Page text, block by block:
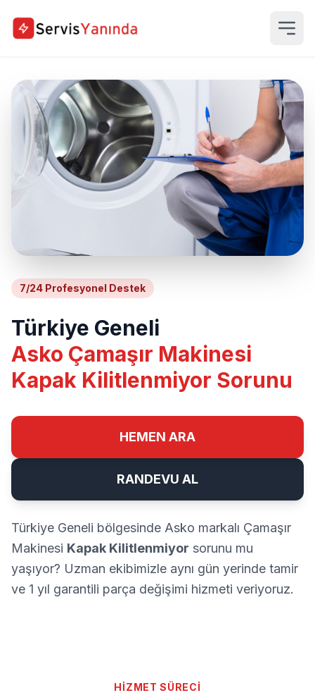
7/24 Profesyonel Destek
Türkiye Geneli
Asko Çamaşır Makinesi
Kapak Kilitlenmiyor Sorunu
HEMEN ARA
RANDEVU AL
Türkiye Geneli bölgesinde Asko markalı Çamaşır
Makinesi Kapak Kilitlenmiyor sorunu mu
yaşıyor? Uzman ekibimizle aynı gün yerinde tamir
ve 1 yıl garantili parça değişimi hizmeti veriyoruz.
HİZMET SÜRECİ